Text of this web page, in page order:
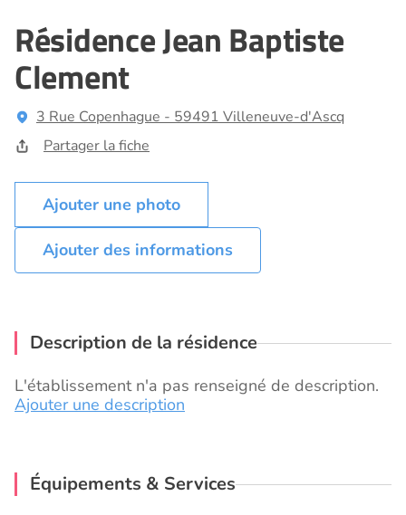
Résidence Jean Baptiste
Clement
3 Rue Copenhague - 59491 Villeneuve-d'Ascq
Partager la fiche
Ajouter des informations
Description de la résidence
L'établissement n'a pas renseigné de description.
Ajouter une description
Équipements & Services